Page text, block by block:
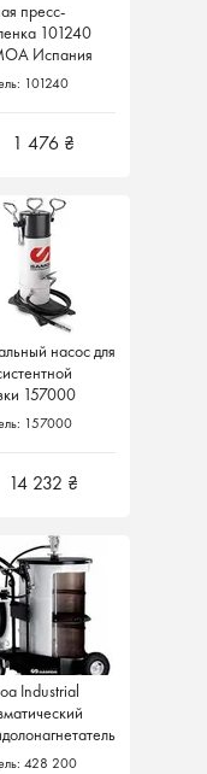
пресс-
101240
Испания
101240
1 476 ₴
пресс-
101240
Испания
101240
1 476 ₴
насос для
157000
Испания
157000
14 232 ₴
Industrial
кг с
428 200